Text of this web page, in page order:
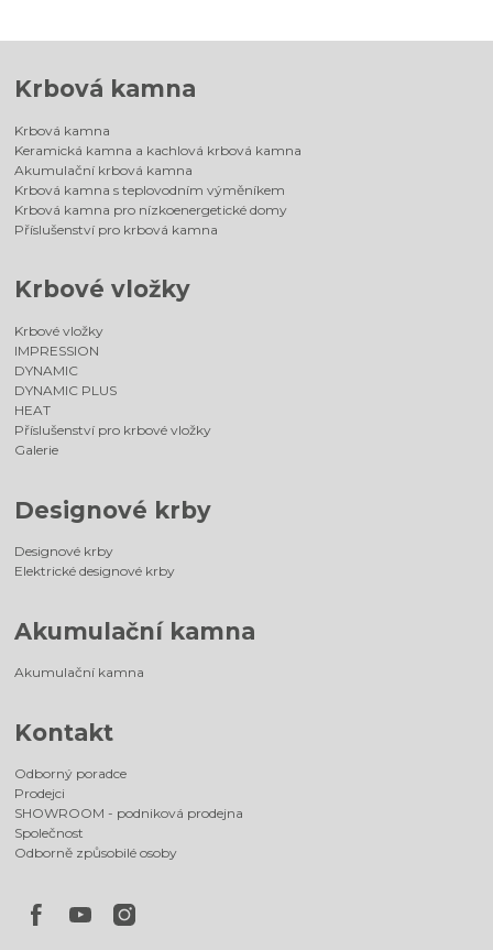
Krbová kamna
Krbová kamna
Keramická kamna a kachlová krbová kamna
Akumulační krbová kamna
Krbová kamna s teplovodním výměníkem
Krbová kamna pro nízkoenergetické domy
Příslušenství pro krbová kamna
Krbové vložky
Krbové vložky
IMPRESSION
DYNAMIC
DYNAMIC PLUS
HEAT
Příslušenství pro krbové vložky
Galerie
Designové krby
Designové krby
Elektrické designové krby
Akumulační kamna
Akumulační kamna
Kontakt
Odborný poradce
Prodejci
SHOWROOM - podniková prodejna
Společnost
Odborně způsobilé osoby